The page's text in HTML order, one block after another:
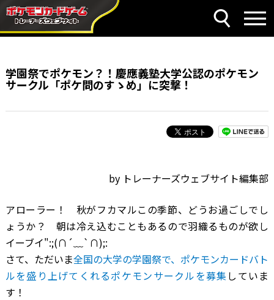
学園祭でポケモン？！慶應義塾大学公認のポケモン
サークル「ポケ問のすゝめ」に突撃！
by トレーナーズウェブサイト編集部
アローラー！ 秋がフカマルこの季節、どうお過ごしでし
ょうか？ 朝は冷え込むこともあるので羽織るものが欲し
イーブイ":;(∩´﹏`∩);:
さて、ただいま全国の大学の学園祭で、ポケモンカードバト
ルを盛り上げてくれるポケモンサークルを募集 していま
す！